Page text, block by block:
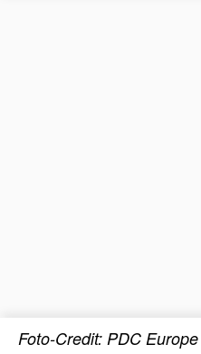
Foto-Credit: PDC Europe